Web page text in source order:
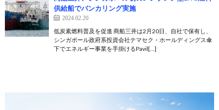
供給船でバンカリング実施
2024.02.20
低炭素燃料普及を促進 商船三井は2月20日、自社で保有し、
シンガポール政府系投資会社テマセク・ホールディングス傘
下でエネルギー事業を手掛けるPavil[…]